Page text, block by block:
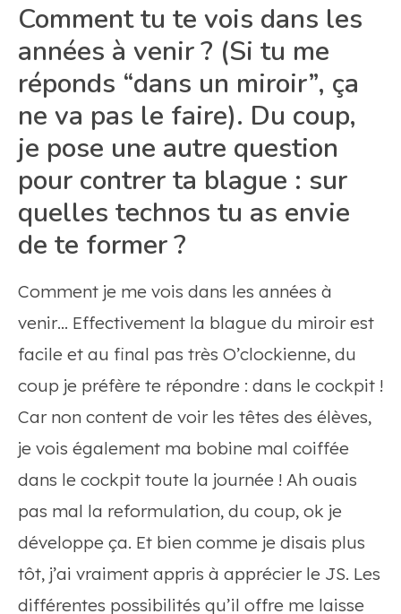
Comment tu te vois dans les
années à venir ? (Si tu me
réponds “dans un miroir”, ça
ne va pas le faire). Du coup,
je pose une autre question
pour contrer ta blague : sur
quelles technos tu as envie
de te former ?
Comment je me vois dans les années à
venir… Effectivement la blague du miroir est
facile et au final pas très O’clockienne, du
coup je préfère te répondre : dans le cockpit !
Car non content de voir les têtes des élèves,
je vois également ma bobine mal coiffée
dans le cockpit toute la journée ! Ah ouais
pas mal la reformulation, du coup, ok je
développe ça. Et bien comme je disais plus
tôt, j’ai vraiment appris à apprécier le JS. Les
différentes possibilités qu’il offre me laisse